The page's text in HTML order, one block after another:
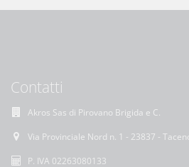
Contatti
Akros Sas di Pirovano Brigida e C.
Via Provinciale Nord n. 1 - 23837 -
P. IVA 02263080133